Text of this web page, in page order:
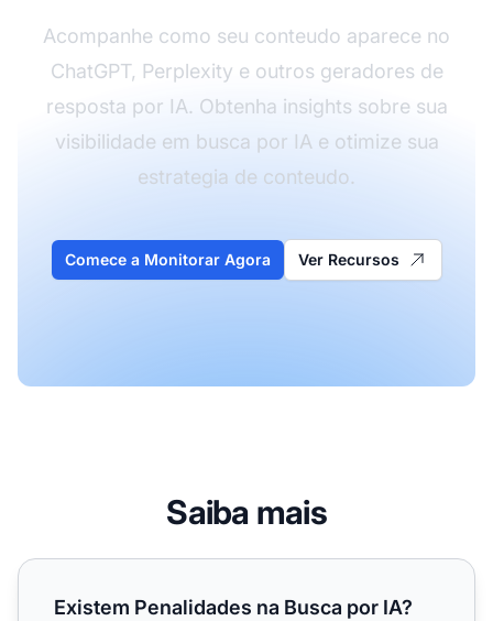
Acompanhe como seu conteudo aparece no
ChatGPT, Perplexity e outros geradores de
resposta por IA. Obtenha insights sobre sua
visibilidade em busca por IA e otimize sua
estrategia de conteudo.
Comece a Monitorar Agora Ver Recursos
Saiba mais
Existem Penalidades na Busca por IA? Entendendo as
Existem Penalidades na Busca por IA?